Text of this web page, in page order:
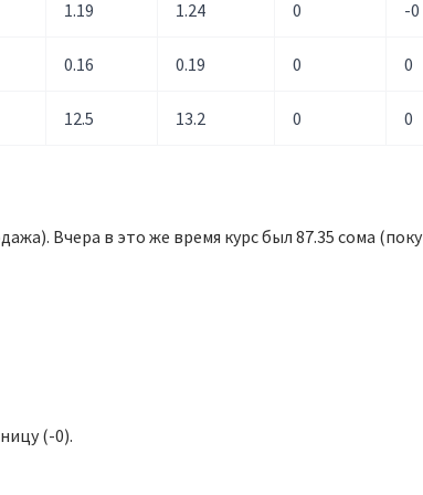
1.19 1.24 0 -0
0.16 0.19 0 0
12.5 13.2 0 0
Вчера в это же время курс был 87.35 сома
(-0).